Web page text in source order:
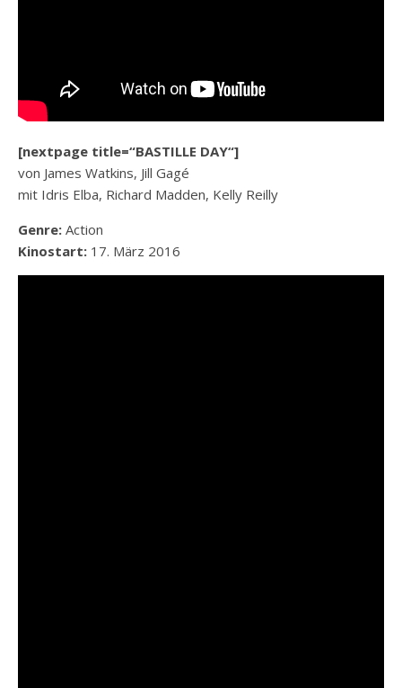
[nextpage title=“BASTILLE DAY“]
von James Watkins, Jill Gagé
mit Idris Elba, Richard Madden, Kelly Reilly
Genre: Action
Kinostart: 17. März 2016